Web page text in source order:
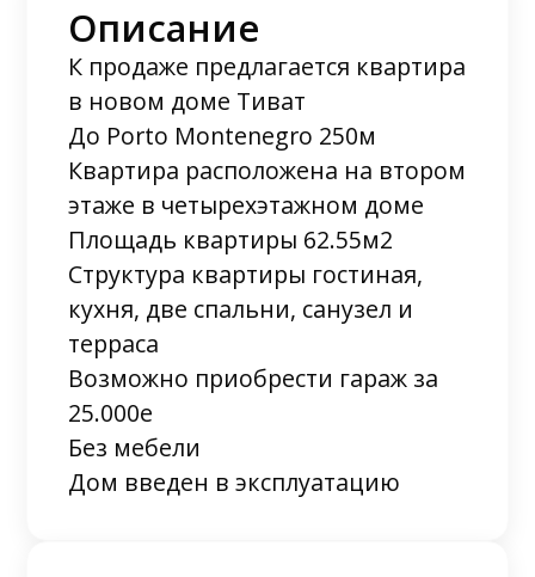
Описание
К продаже предлагается квартира
в новом доме Тиват
До Porto Montenegro 250м
Квартира расположена на втором
этаже в четырехэтажном доме
Площадь квартиры 62.55м2
Структура квартиры гостиная,
кухня, две спальни, санузел и
терраса
Возможно приобрести гараж за
25.000е
Без мебели
Дом введен в эксплуатацию